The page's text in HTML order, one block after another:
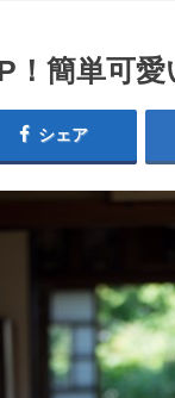
！簡単可
シェア